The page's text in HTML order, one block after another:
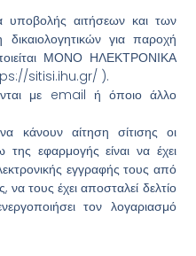
υποβολής αιτήσεων και των
για παροχή
ΜΟΝΟ ΗΛΕΚΤΡΟΝΙΚΑ
sitisi.ihu.gr/ ).
με email ή όποιο άλλο
κάνουν αίτηση σίτισης οι
της εφαρμογής είναι να έχει
εγγραφής τους από
τους έχει αποσταλεί δελτίο
τον λογαριασμό